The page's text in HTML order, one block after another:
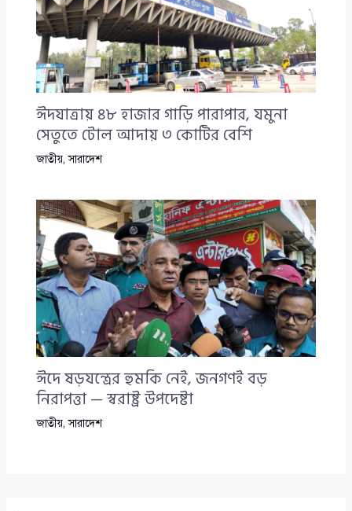
ঈদযাত্রায় ৪৮ হাজার গাড়ি পারাপার, যমুনা
সেতুতে টোল আদায় ৩ কোটির বেশি
জাতীয়,সারাদেশ
ঈদে ষড়যন্ত্রের হুমকি নেই, জনগণই বড়
নিরাপত্তা — স্বরাষ্ট্র উপদেষ্টা
জাতীয়,সারাদেশ